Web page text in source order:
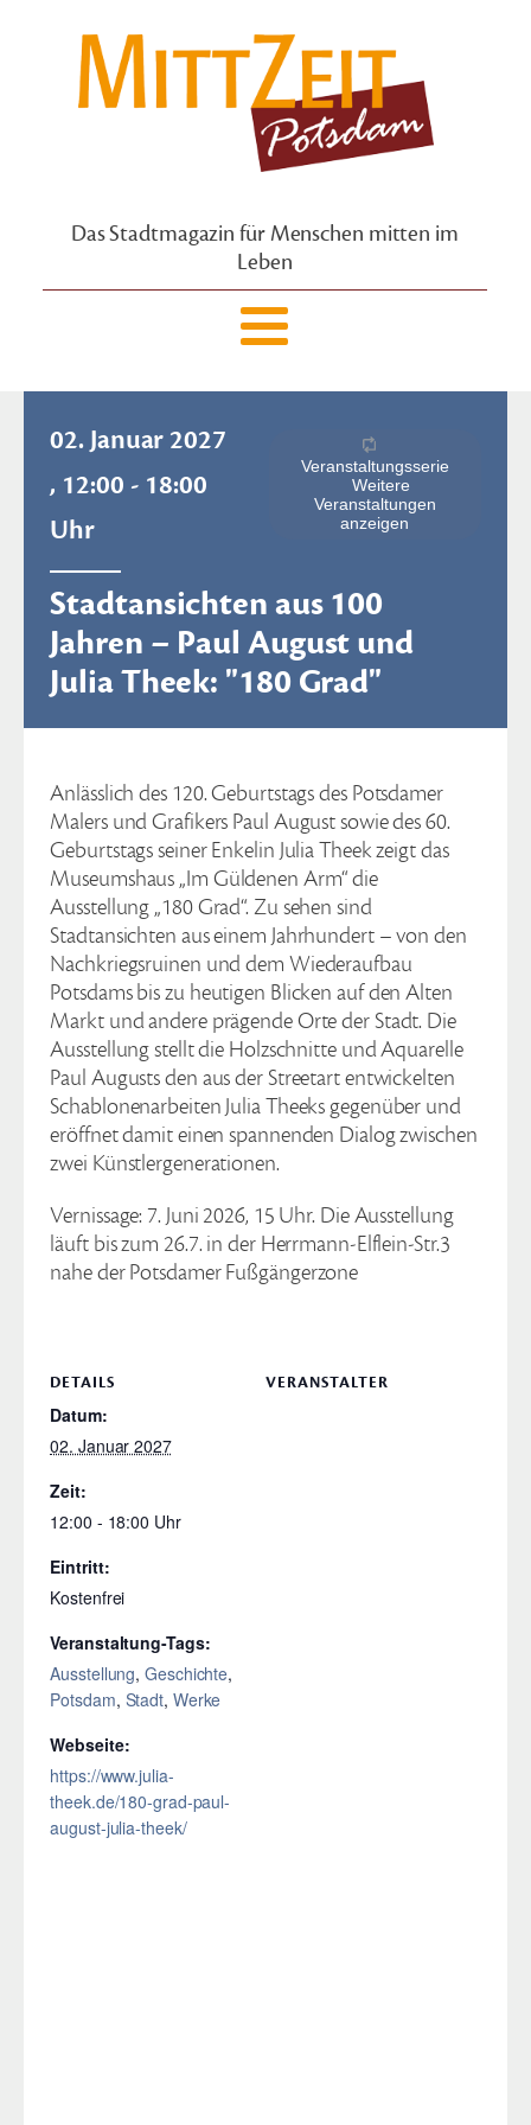
Das Stadtmagazin für Menschen mitten im
Leben
02. Januar 2027
, 12:00 - 18:00
Uhr
Veranstaltungsserie
Weitere
Veranstaltungen
anzeigen
Stadtansichten aus 100
Jahren – Paul August und
Julia Theek: "180 Grad"
Anlässlich des 120. Geburtstags des Potsdamer
Malers und Grafikers Paul August sowie des 60.
Geburtstags seiner Enkelin Julia Theek zeigt das
Museumshaus „Im Güldenen Arm“ die
Ausstellung „180 Grad“. Zu sehen sind
Stadtansichten aus einem Jahrhundert – von den
Nachkriegsruinen und dem Wiederaufbau
Potsdams bis zu heutigen Blicken auf den Alten
Markt und andere prägende Orte der Stadt. Die
Ausstellung stellt die Holzschnitte und Aquarelle
Paul Augusts den aus der Streetart entwickelten
Schablonenarbeiten Julia Theeks gegenüber und
eröffnet damit einen spannenden Dialog zwischen
zwei Künstlergenerationen.
Vernissage: 7. Juni 2026, 15 Uhr. Die Ausstellung
läuft bis zum 26.7. in der Herrmann-Elflein-Str.3
nahe der Potsdamer Fußgängerzone
DETAILS
Datum:
02. Januar 2027
Zeit:
12:00 - 18:00
Eintritt:
Kostenfrei
Veranstaltung-Tags:
Ausstellung,Geschichte,
Potsdam, Stadt, Werke
Webseite:
https://www.julia-
theek.de/180-grad-paul-
august-julia-theek/
VERANSTALTER